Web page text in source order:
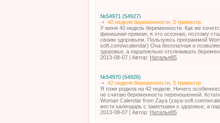
№54971 (54927)
40 неделя беременности, 3 триместр
У меня 40 недель беременности. Как же
финишная прямая, я это осознаю, поэтому
своим здоровьем. Пользуюсь программой
soft.com/wcalendar) Она бесплатная и
здоровье, а параллельно отслеживать
2013-08-07 | Автор: Наталья85
№54970 (54926)
42 неделя беременности, 3 триместр
Я тоже родила на 42 неделе. Ничего
не считаю беременность переношенной.
Woman Calendar from Zaya (zaya-soft.com/
вести календарь с заметками о здоровье, а
2013-08-07 | Автор: Наталья85